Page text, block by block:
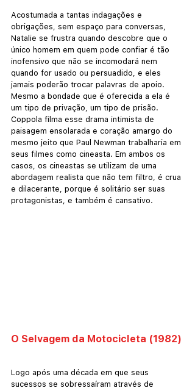
Acostumada a tantas indagações e
obrigações, sem espaço para conversas,
Natalie se frustra quando descobre que o
único homem em quem pode confiar é tão
inofensivo que não se incomodará nem
quando for usado ou persuadido, e eles
jamais poderão trocar palavras de apoio.
Mesmo a bondade que é oferecida a ela é
um tipo de privação, um tipo de prisão.
Coppola filma esse drama intimista de
paisagem ensolarada e coração amargo do
mesmo jeito que Paul Newman trabalharia em
seus filmes como cineasta. Em ambos os
casos, os cineastas se utilizam de uma
abordagem realista que não tem filtro, é crua
e dilacerante, porque é solitário ser suas
protagonistas, e também é cansativo.
O Selvagem da Motocicleta (1982)
Logo após uma década em que seus
sucessos se sobressaíram através de